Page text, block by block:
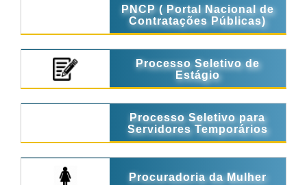
PNCP ( Portal Nacional de
Contratações Públicas)
Processo Seletivo de
Estágio
Processo Seletivo para
Servidores Temporários
Procuradoria da Mulher